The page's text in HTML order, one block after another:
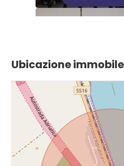
Disponibilità:
Ubicazione immobile